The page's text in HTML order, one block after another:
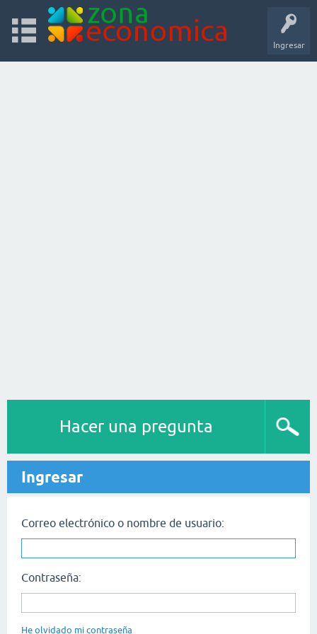
Ingresar
Hacer una pregunta
Ingresar
Correo electrónico o nombre de usuario:
Contraseña:
He olvidado mi contraseña